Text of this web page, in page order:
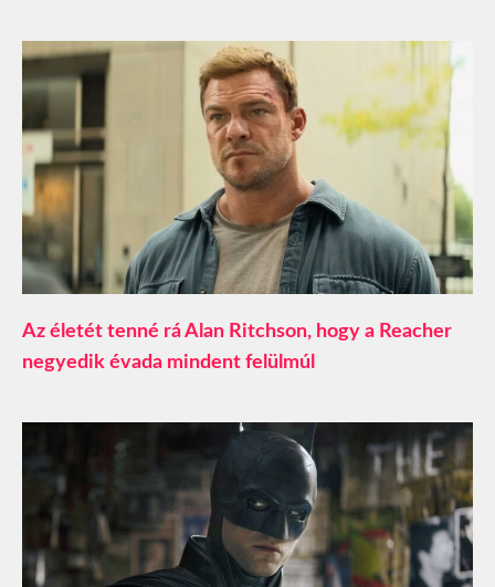
Az életét tenné rá Alan Ritchson, hogy a Reacher
negyedik évada mindent felülmúl